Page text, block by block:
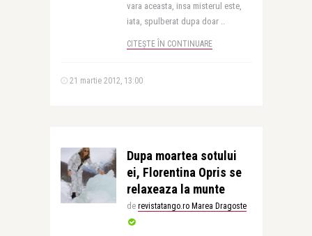
vara aceasta, insa misterul este,
iata, spulberat dupa doar ..
CITEȘTE ÎN CONTINUARE
21 martie 2012, 13:00
Dupa moartea sotului
ei, Florentina Opris se
relaxeaza la munte
de revistatango.ro Marea Dragoste